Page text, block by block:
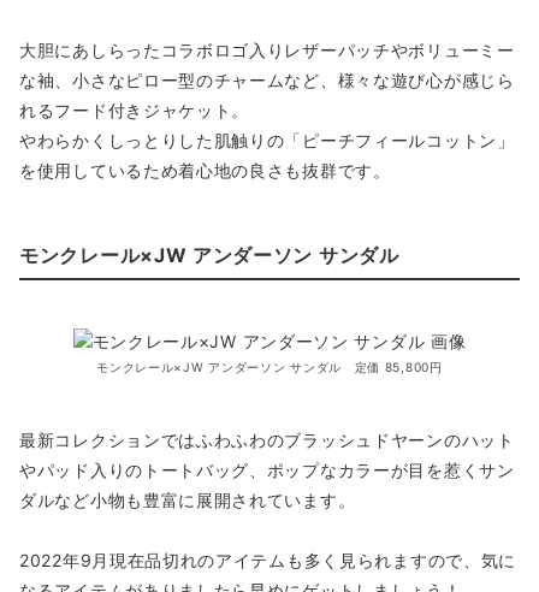
大胆にあしらったコラボロゴ入りレザーパッチやボリューミー
な袖、小さなピロー型のチャームなど、様々な遊び心が感じら
れるフード付きジャケット。
やわらかくしっとりした肌触りの「ピーチフィールコットン」
を使用しているため着心地の良さも抜群です。
モンクレール×JW アンダーソン サンダル
モンクレール×JW アンダーソン サンダル 定価 85,800円
最新コレクションではふわふわのブラッシュドヤーンのハット
やパッド入りのトートバッグ、ポップなカラーが目を惹くサン
ダルなど小物も豊富に展開されています。
2022年9月現在品切れのアイテムも多く見られますので、気に